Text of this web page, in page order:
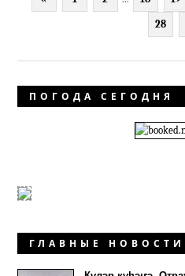
28
ПОГОДА СЕГОДНЯ
ГЛАВНЫЕ НОВОСТИ